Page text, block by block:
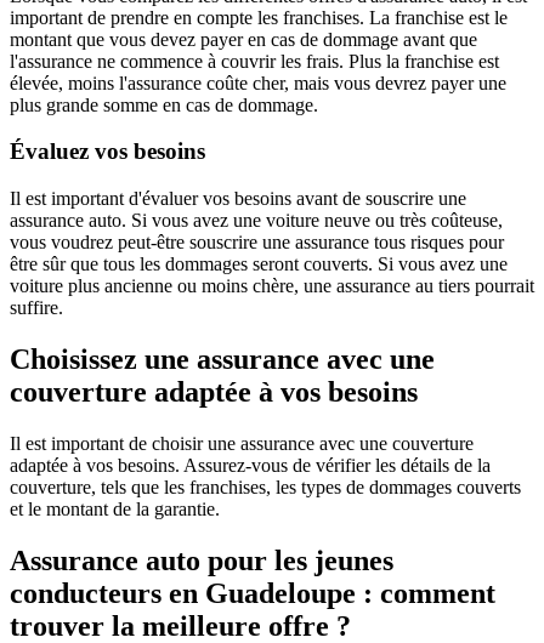
important de prendre en compte les franchises. La franchise est le
montant que vous devez payer en cas de dommage avant que
l'assurance ne commence à couvrir les frais. Plus la franchise est
élevée, moins l'assurance coûte cher, mais vous devrez payer une
plus grande somme en cas de dommage.
Évaluez vos besoins
Il est important d'évaluer vos besoins avant de souscrire une
assurance auto. Si vous avez une voiture neuve ou très coûteuse,
vous voudrez peut-être souscrire une assurance tous risques pour
être sûr que tous les dommages seront couverts. Si vous avez une
voiture plus ancienne ou moins chère, une assurance au tiers pourrait
suffire.
Choisissez une assurance avec une
couverture adaptée à vos besoins
Il est important de choisir une assurance avec une couverture
adaptée à vos besoins. Assurez-vous de vérifier les détails de la
couverture, tels que les franchises, les types de dommages couverts
et le montant de la garantie.
Assurance auto pour les jeunes
conducteurs en Guadeloupe : comment
trouver la meilleure offre ?